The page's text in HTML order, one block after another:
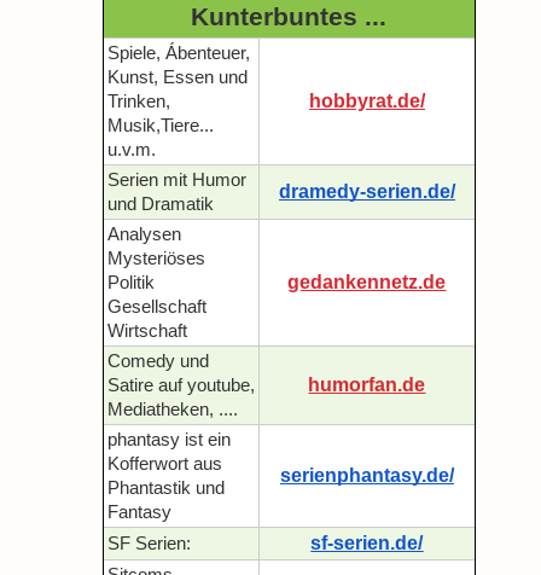
Kunterbuntes ...
Spiele, Ábenteuer,
Kunst, Essen und
Trinken,
Musik,Tiere...
u.v.m.
hobbyrat.de/
Serien mit Humor
und Dramatik
dramedy-serien.de/
Analysen
Mysteriöses
Politik
Gesellschaft
Wirtschaft
gedankennetz.de
Comedy und
Satire auf youtube,
Mediatheken, ....
humorfan.de
phantasy ist ein
Kofferwort aus
Phantastik und
Fantasy
serienphantasy.de/
SF Serien: sf-serien.de/